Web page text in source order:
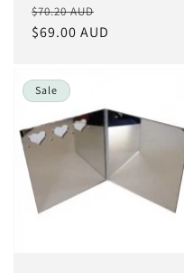
Normaler
Preis
$70.20 AUD
$69.00 AUD
Sale